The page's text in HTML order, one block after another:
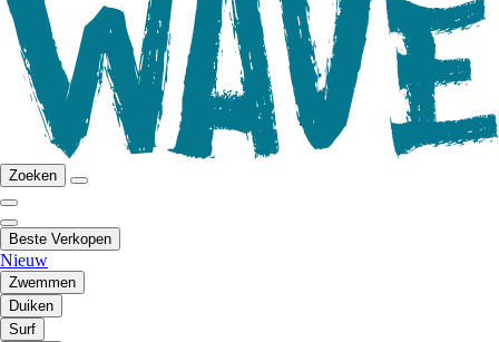
Zoeken
Beste Verkopen
Nieuw
Zwemmen
Duiken
Surf